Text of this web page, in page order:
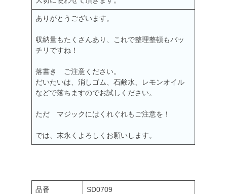
ありがとうございます。
収納量もたくさんあり、これで整理整頓もバッ
チリですね！
落書き ご注意ください。
だいたいは、消しゴム、石鹸水、レモンオイル
などで落ちますのでお試しください。
ただ マジックにはくれぐれもご注意を！
では、末永くよろしくお願いします。
品番 SD0709